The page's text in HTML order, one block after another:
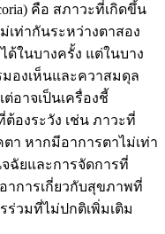
คือ สภาวะที่เกิดขึ้น
ท่ากันระหว่างตาสอง
ด้ในบางครั้ง แต่ในบาง
องเห็นและควาสมดุล
อาจเป็นเครื่องชี้
งระวัง เช่น ภาวะที่
า หากมีอาการตาไม่เท่า
ฉัยและการจัดการที่
าการเกี่ยวกับสุขภาพที่
ร่วมที่ไม่ปกติเพิ่มเติม